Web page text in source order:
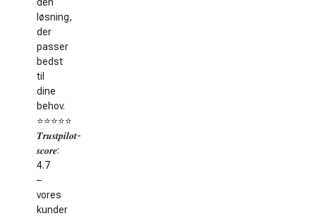
løsning,
der
passer
bedst
til
dine
behov.
⭐️⭐️⭐️⭐️⭐️
𝑻𝒓𝒖𝒔𝒕𝒑𝒊𝒍𝒐𝒕-
𝒔𝒄𝒐𝒓𝒆:
4.7
–
vores
kunder